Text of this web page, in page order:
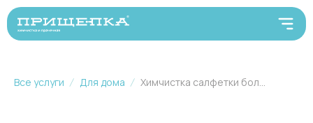
Все услуги Для дома Химчистка салфетки большой